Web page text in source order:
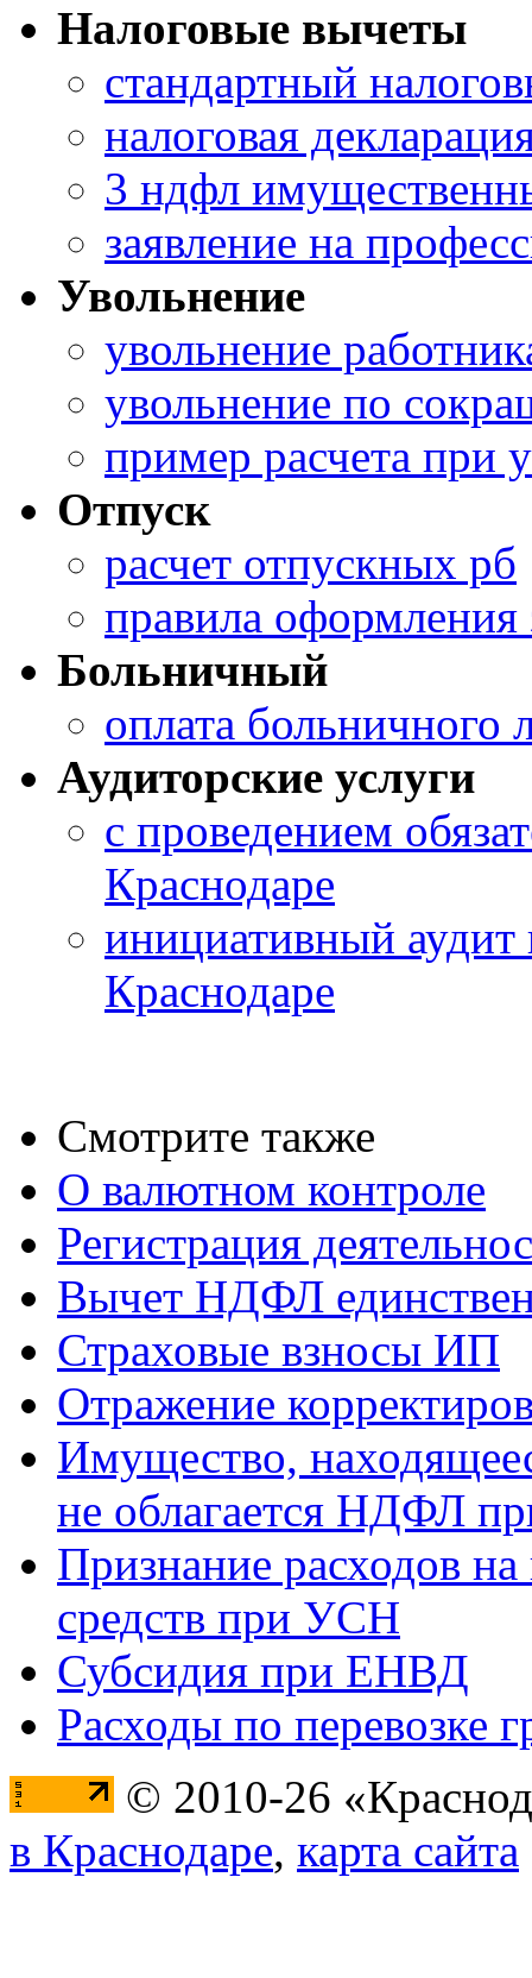
Налоговые вычеты
стандартный
налоговая
3 ндфл
заявление на
Увольнение
увольнение
увольнение по
пример расчета при
Отпуск
расчет отпускных рб
правила оформления
Больничный
оплата больничного
Аудиторские услуги
с проведением
Краснодаре
инициативный аудит
Краснодаре
Смотрите также
О валютном контроле
Регистрация
Вычет НДФЛ
Страховые взносы ИП
Отражение
Имущество,
не облагается НДФЛ
Признание расходов
средств при УСН
Субсидия при ЕНВД
Расходы по перевозке
© 2010-26
в Краснодаре, карта сайта